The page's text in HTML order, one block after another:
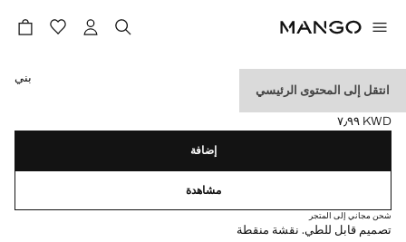
انتقل إلى المحتوى الرئيسي
مظلة بطبعة نقاط صغيرة
السعر الحالي [KWD ٧٫٩٩ ]
KWD ٧٫٩٩
حدد اللون
بني
إضافة
مشاهدة
شحن مجاني إلى المتجر
تصميم قابل للطي. نقشة منقطة